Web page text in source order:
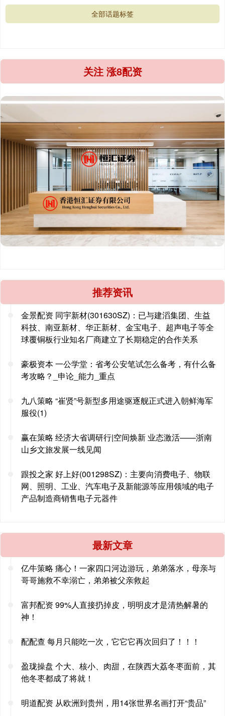
全部话题标签
关注 涨8配资
推荐资讯
金景配资 同宇新材(301630SZ)：已与建滔集团、生益
科技、南亚新材、华正新材、金宝电子、超声电子等全
球覆铜板行业知名厂商建立了长期稳定的合作关系
豪极资本 一公学堂：省考公安笔试怎么备考，有什么备
考攻略？_申论_能力_重点
九八策略 “崔贤”号新型多用途驱逐舰正式进入朝鲜海军
服役(1)
赢在策略 经济大省调研行|空间焕新 业态激活——浙南
山乡文旅发展一线见闻
跟投之家 好上好(001298SZ)：主要向消费电子、物联
网、照明、工业、汽车电子及新能源等应用领域的电子
产品制造商销售电子元器件
最新文章
亿牛策略 痛心！一家四口河边游玩，弟弟落水，母亲与
哥哥施救不幸溺亡，弟弟被父亲救起
富邦配资 99%人直接扔掉皮，明明皮才是清热解暑的
神！
配配查 每月只能吃一次，它它它再次回归了！！！
盈珑操盘 个大、核小、肉甜，在陕西大荔冬枣面前，其
他冬枣都成了将就！
明道配资 从欧洲到贵州，用14张世界名画打开“贵品”